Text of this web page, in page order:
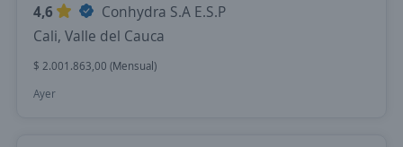
4,6
Conhydra S.A E.S.P
Cali, Valle del Cauca
$ 2.001.863,00 (Mensual)
Ayer